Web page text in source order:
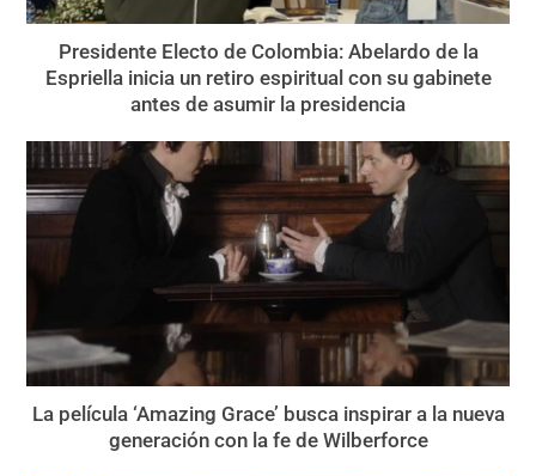
Presidente Electo de Colombia: Abelardo de la
Espriella inicia un retiro espiritual con su gabinete
antes de asumir la presidencia
La película ‘Amazing Grace’ busca inspirar a la nueva
generación con la fe de Wilberforce